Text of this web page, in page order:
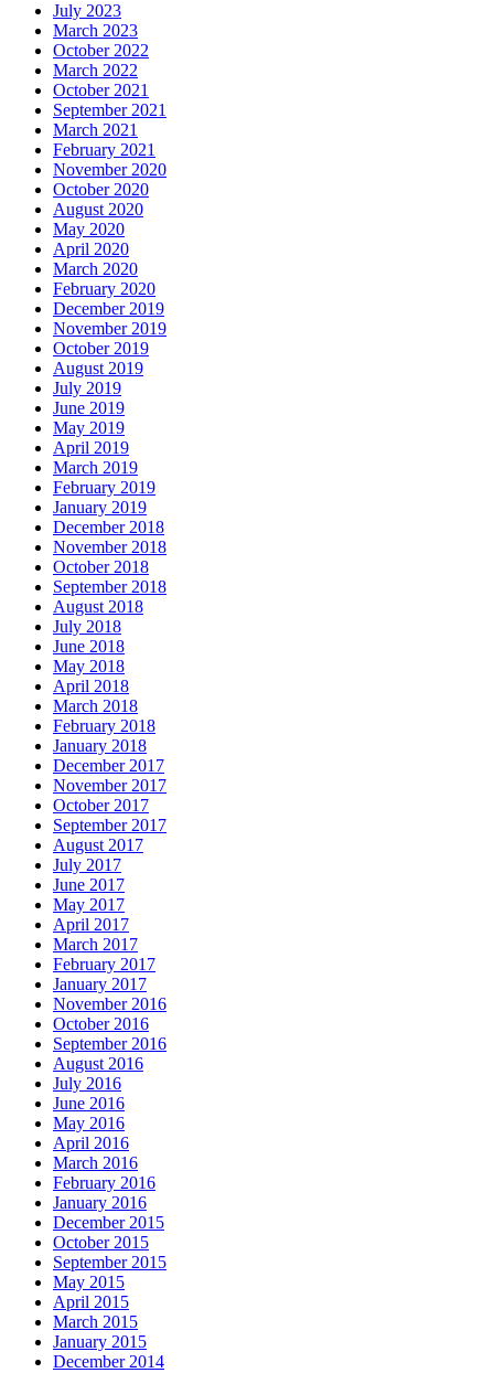
July 2023
March 2023
October 2022
March 2022
October 2021
September 2021
March 2021
February 2021
November 2020
October 2020
August 2020
May 2020
April 2020
March 2020
February 2020
December 2019
November 2019
October 2019
August 2019
July 2019
June 2019
May 2019
April 2019
March 2019
February 2019
January 2019
December 2018
November 2018
October 2018
September 2018
August 2018
July 2018
June 2018
May 2018
April 2018
March 2018
February 2018
January 2018
December 2017
November 2017
October 2017
September 2017
August 2017
July 2017
June 2017
May 2017
April 2017
March 2017
February 2017
January 2017
November 2016
October 2016
September 2016
August 2016
July 2016
June 2016
May 2016
April 2016
March 2016
February 2016
January 2016
December 2015
October 2015
September 2015
May 2015
April 2015
March 2015
January 2015
December 2014